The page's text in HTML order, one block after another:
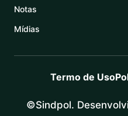
Notas
Mídias
Termo de Uso
©Sindpol.